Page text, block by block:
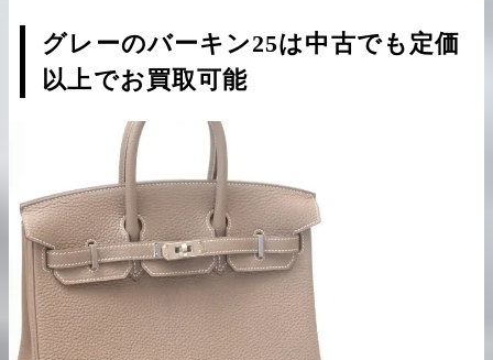
グレーのバーキン25は中古でも定価
以上でお買取可能